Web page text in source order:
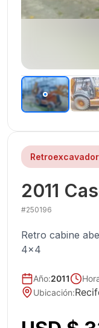
2011
#250196
Retro cabine
4x4
Año:2011
Ubicación: